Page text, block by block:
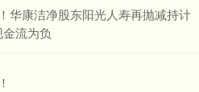
华康洁净股东阳光人寿再抛减持计
流为负